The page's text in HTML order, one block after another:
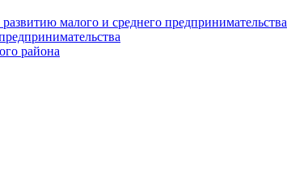
малого и среднего предпринимательства
района